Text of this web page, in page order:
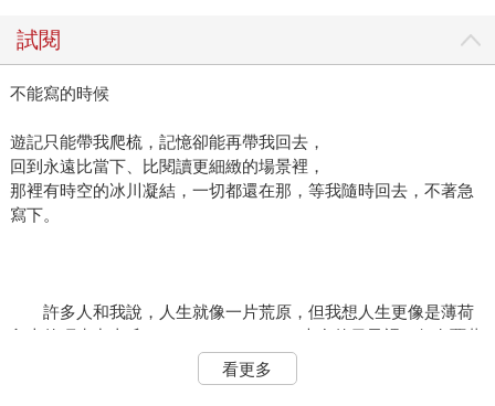
試閱
不能寫的時候
遊記只能帶我爬梳，記憶卻能再帶我回去，
回到永遠比當下、比閱讀更細緻的場景裡，
那裡有時空的冰川凝結，一切都還在那，等我隨時回去，不著急
寫下。
許多人和我說，人生就像一片荒原，但我想人生更像是薄荷
島上的巧克力山丘（Chocolate Hills）。大多的日子裡，仍有覆蓋
著的小小植被，雖不過是些低矮的綠草。而旱季一到，小草萎
弱，只剩焦黃的土坡。人心的不甘就在這時顯現，於是開始騙騙
看更多